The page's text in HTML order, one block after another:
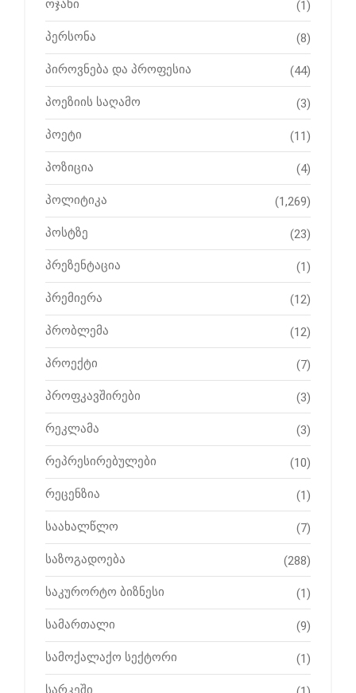
ოჯახი (1)
პერსონა (8)
პიროვნება და პროფესია (44)
პოეზიის საღამო (3)
პოეტი (11)
პოზიცია (4)
პოლიტიკა (1,269)
პოსტზე (23)
პრეზენტაცია (1)
პრემიერა (12)
პრობლემა (12)
პროექტი (7)
პროფკავშირები (3)
რეკლამა (3)
რეპრესირებულები (10)
რეცენზია (1)
საახალწლო (7)
საზოგადოება (288)
საკურორტო ბიზნესი (1)
სამართალი (9)
სამოქალაქო სექტორი (1)
სარკეში